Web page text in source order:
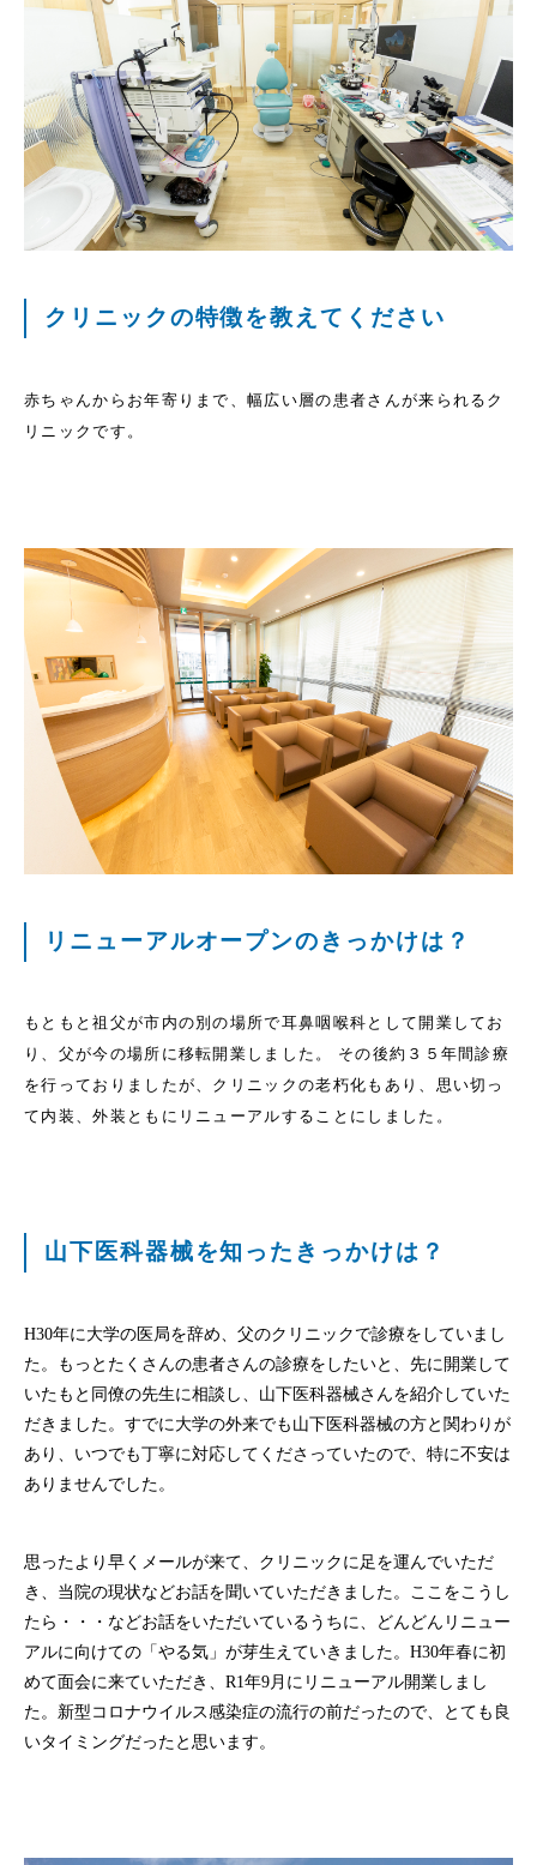
クリニックの特徴を教えてください
赤ちゃんからお年寄りまで、幅広い層の患者さんが来られるク
リニックです。
リニューアルオープンのきっかけは？
もともと祖父が市内の別の場所で耳鼻咽喉科として開業してお
り、父が今の場所に移転開業しました。 その後約３５年間診療
を行っておりましたが、クリニックの老朽化もあり、思い切っ
て内装、外装ともにリニューアルすることにしました。
山下医科器械を知ったきっかけは？
H30年に大学の医局を辞め、父のクリニックで診療をしていまし
た。もっとたくさんの患者さんの診療をしたいと、先に開業して
いたもと同僚の先生に相談し、山下医科器械さんを紹介していた
だきました。すでに大学の外来でも山下医科器械の方と関わりが
あり、いつでも丁寧に対応してくださっていたので、特に不安は
ありませんでした。
思ったより早くメールが来て、クリニックに足を運んでいただ
き、当院の現状などお話を聞いていただきました。ここをこうし
たら・・・などお話をいただいているうちに、どんどんリニュー
アルに向けての「やる気」が芽生えていきました。H30年春に初
めて面会に来ていただき、R1年9月にリニューアル開業しまし
た。新型コロナウイルス感染症の流行の前だったので、とても良
いタイミングだったと思います。